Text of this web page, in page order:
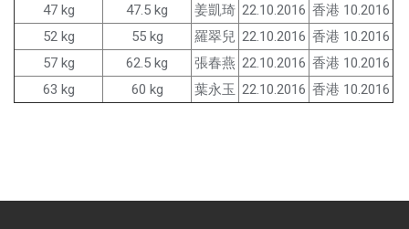
47 kg
47.5 kg 姜凱琦 22.10.2016 香港 10.2016
52 kg
55 kg 羅翠兒 22.10.2016 香港 10.2016
57 kg
62.5 kg 張春燕 22.10.2016 香港 10.2016
63 kg
60 kg 葉永玉 22.10.2016 香港 10.2016